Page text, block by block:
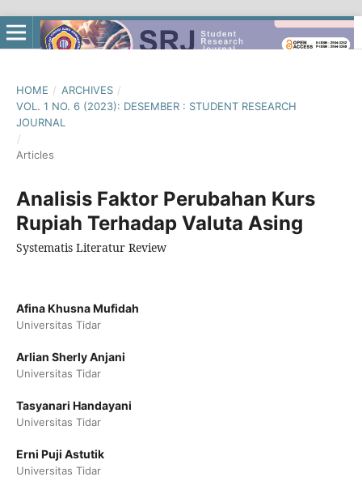
HOME / ARCHIVES /
VOL. 1 NO. 6 (2023): DESEMBER : STUDENT RESEARCH
JOURNAL
/
Articles
Analisis Faktor Perubahan Kurs
Rupiah Terhadap Valuta Asing
Systematis Literatur Review
Afina Khusna Mufidah
Universitas Tidar
Arlian Sherly Anjani
Universitas Tidar
Tasyanari Handayani
Universitas Tidar
Erni Puji Astutik
Universitas Tidar